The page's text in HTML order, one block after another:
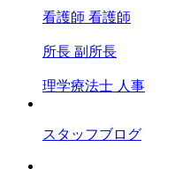
看護師 看護師
所長 副所長
理学療法士 人事
スタッフブログ